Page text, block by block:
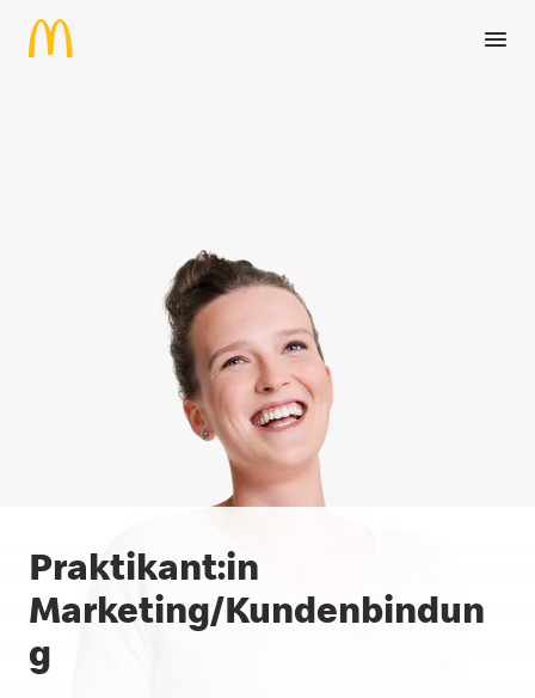
Zum Hauptinhalt springen
Praktikant:in
Marketing/Kundenbindun
g